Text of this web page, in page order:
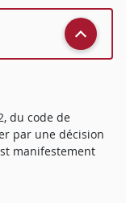
du code de
par une décision
manifestement